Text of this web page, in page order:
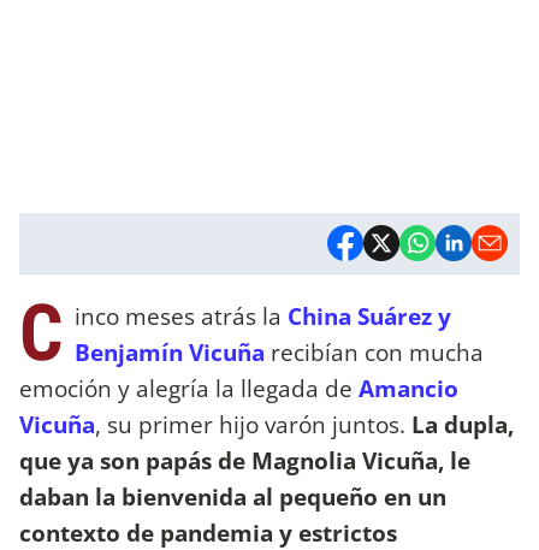
C inco meses atrás la China Suárez y
Benjamín Vicuña recibían con mucha
emoción y alegría la llegada de Amancio
Vicuña, su primer hijo varón juntos. La dupla,
que ya son papás de Magnolia Vicuña, le
daban la bienvenida al pequeño en un
contexto de pandemia y estrictos